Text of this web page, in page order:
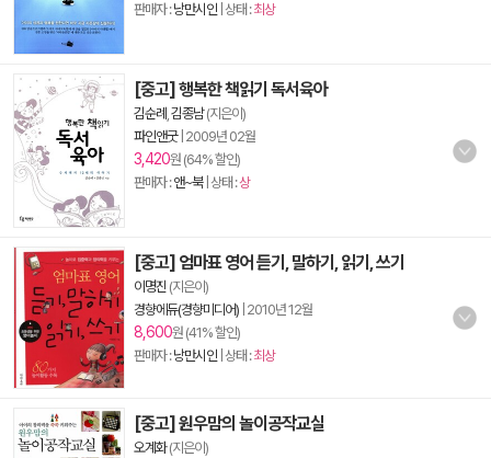
판매자 :낭만시인 | 상태 :최상
[중고] 행복한 책읽기 독서육아
김순례 김종남(지은이)
파인앤굿| 2009년 02월
3,420원 (64% 할인)
판매자 :앤~북| 상태 :상
[중고] 엄마표 영어 듣기, 말하기, 읽기, 쓰기
이명진 (지은이)
경향에듀(경향미디어) 2010년 12월
8,600원 (41% 할인)
판매자 :낭만시인 | 상태 :최상
[중고] 원우맘의 놀이공작교실
오계화(지은이)